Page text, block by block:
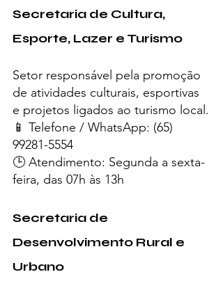
Secretaria de Cultura,
Esporte, Lazer e Turismo
Setor responsável pela promoção
de atividades culturais, esportivas
e projetos ligados ao turismo local.
📱 Telefone / WhatsApp: (65)
99281-5554
🕒 Atendimento: Segunda a sexta-
feira, das 07h às 13h
Secretaria de
Desenvolvimento Rural e
Urbano